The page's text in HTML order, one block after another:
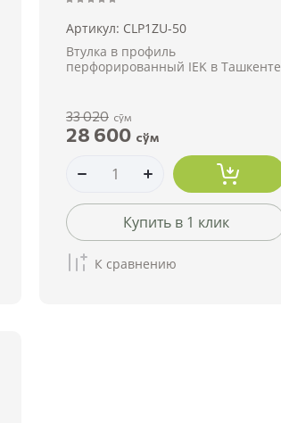
Артикул: CLP1ZU-50
Втулка в профиль
перфорированный IEK в Ташкенте
33 020 сўм
28 600 сўм
Купить в 1 клик
К сравнению